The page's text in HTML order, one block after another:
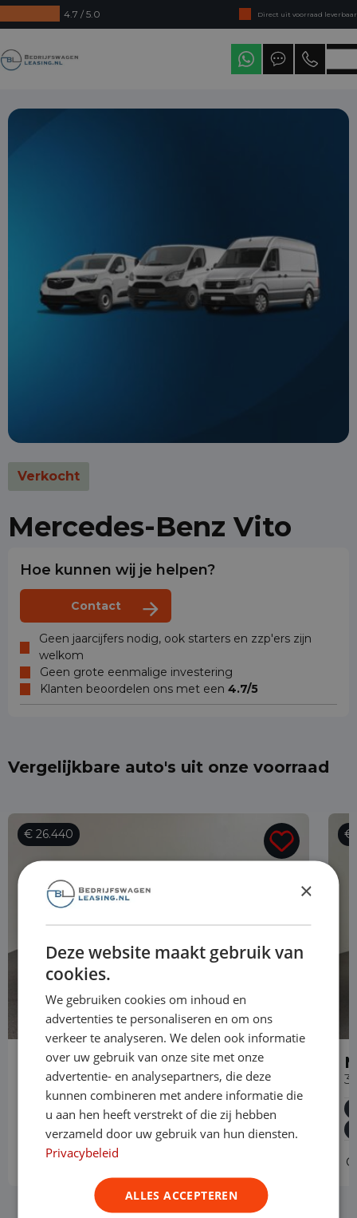
4.7 / 5.0
Direct uit voorraad leverbaar
Levering in heel Nederland
Verkocht
Mercedes-Benz Vito
Hoe kunnen wij je helpen?
Contact
Geen jaarcijfers nodig, ook starters en zzp'ers zijn
welkom
Geen grote eenmalige investering
Klanten beoordelen ons met een 4.7/5
Vergelijkbare auto's uit onze voorraad
€ 26.440
Mercedes-Benz Vito
114 CDI Extra Lang Automaat
Automaat 106.088 km
2022
Asten
L3H1
Operational lease
€
×
Deze website maakt gebruik van
cookies.
We gebruiken cookies om inhoud en
advertenties te personaliseren en om ons
verkeer te analyseren. We delen ook informatie
over uw gebruik van onze site met onze
advertentie- en analysepartners, die deze
kunnen combineren met andere informatie die
u aan hen heeft verstrekt of die zij hebben
verzameld door uw gebruik van hun diensten.
Privacybeleid
ALLES ACCEPTEREN